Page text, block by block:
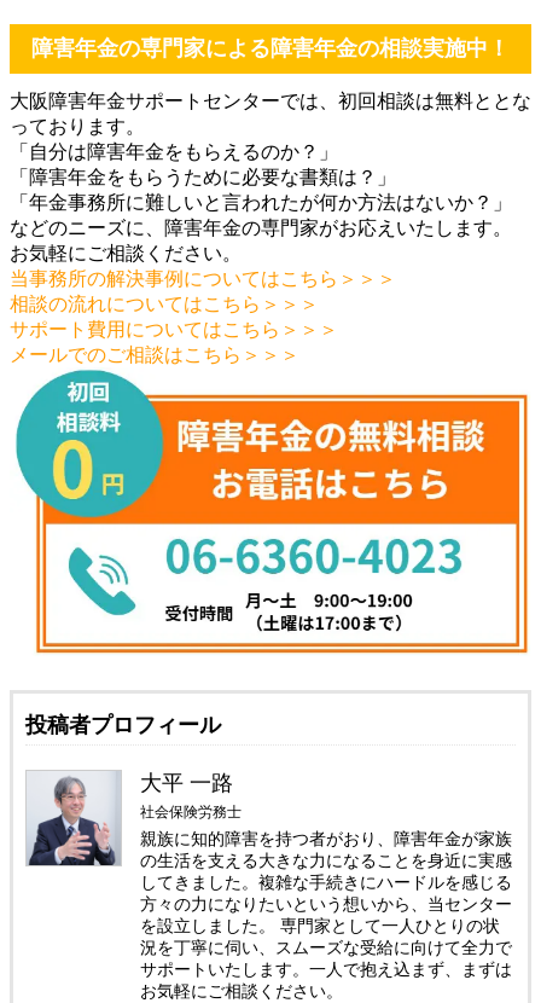
障害年金の専門家による障害年金の相談実施中！
大阪障害年金サポートセンターでは、初回相談は無料ととな
っております。
「自分は障害年金をもらえるのか？」
「障害年金をもらうために必要な書類は？」
「年金事務所に難しいと言われたが何か方法はないか？」
などのニーズに、障害年金の専門家がお応えいたします。
お気軽にご相談ください。
当事務所の解決事例についてはこちら＞＞＞
相談の流れについてはこちら＞＞＞
サポート費用についてはこちら＞＞＞
メールでのご相談はこちら＞＞＞
投稿者プロフィール
大平 一路
社会保険労務士
親族に知的障害を持つ者がおり、障害年金が家族
の生活を支える大きな力になることを身近に実感
してきました。複雑な手続きにハードルを感じる
方々の力になりたいという想いから、当センター
を設立しました。 専門家として一人ひとりの状
況を丁寧に伺い、スムーズな受給に向けて全力で
サポートいたします。一人で抱え込まず、まずは
お気軽にご相談ください。